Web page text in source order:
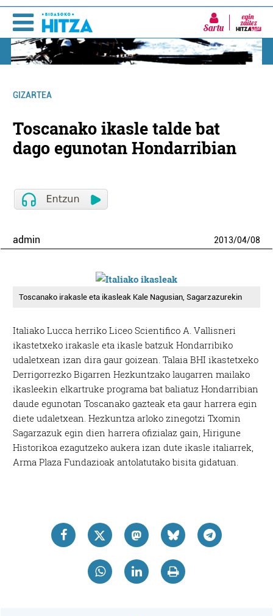
Sartu
GIZARTEA
Toscanako ikasle talde bat
dago egunotan Hondarribian
admin 2013/04/08
Toscanako irakasle eta ikasleak Kale Nagusian, Sagarzazurekin
Italiako Lucca herriko Liceo Scientifico A. Vallisneri
ikastetxeko irakasle eta ikasle batzuk Hondarribiko
udaletxean izan dira gaur goizean. Talaia BHI ikastetxeko
Derrigorrezko Bigarren Hezkuntzako laugarren mailako
ikasleekin elkartruke programa bat baliatuz Hondarribian
daude egunotanToscanako gazteak eta gaur harrera egin
diete udaletxean.Hezkuntza arloko zinegotzi Txomin
Sagarzazuk egin dien harrera ofizialaz gain, Hirigune
Historikoa ezagutzeko aukera izan dute ikasle italiarrek,
Arma Plaza Fundazioak antolatutako bisita gidatuan.